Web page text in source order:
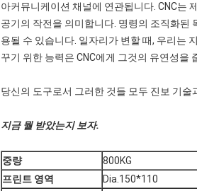
아커뮤니케이션 채널에 연관됩니다. CNC는
공기의 작전을 의미합니다. 명령의 조직화된
용될 수 있습니다. 일자리가 변할 때, 우리는
꾸기 위한 능력은 CNC에게 그것의 유연성을
당신의 도구로서 그러한 것들 모두 진보 기
지금 뭘 받았는지 보자.
중량 800KG
프린트 영역
Dia.150*110